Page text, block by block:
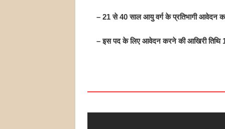
– 21 से 40 साल आयु वर्ग के प्रतिभागी आवेदन
– इस पद के लिए आवेदन करने की आखिरी तिथि